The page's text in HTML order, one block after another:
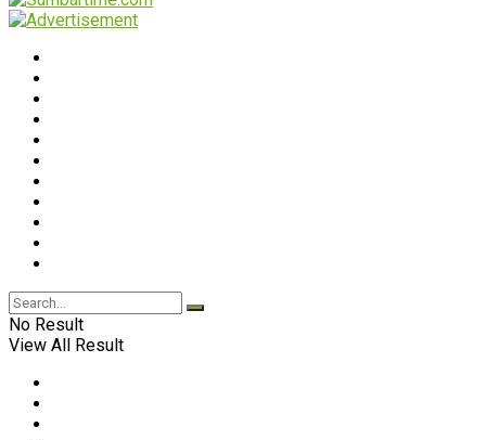
No Result
View All Result